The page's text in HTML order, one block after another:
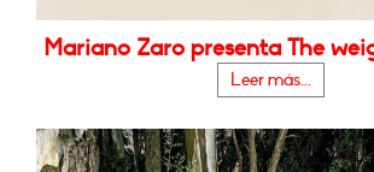
Mariano Zaro presenta The
Leer más...